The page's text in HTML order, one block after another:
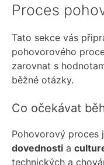
Proces
Tato sekce vás
pohovorového
zarovnat s
běžné otázky.
Co očekávat
Pohovorový proces
dovednosti a
technických a